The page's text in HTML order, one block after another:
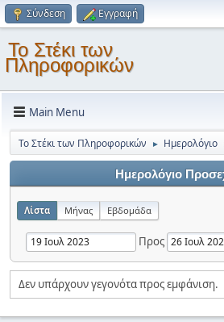
Σύνδεση Εγγραφή
Το Στέκι των
Πληροφορικών
Main Menu
Το Στέκι των Πληροφορικών ► Ημερολόγιο
Ημερολόγιο
Λίστα Μήνας Εβδομάδα
Προς
Δεν υπάρχουν γεγονότα προς εμφάνιση.